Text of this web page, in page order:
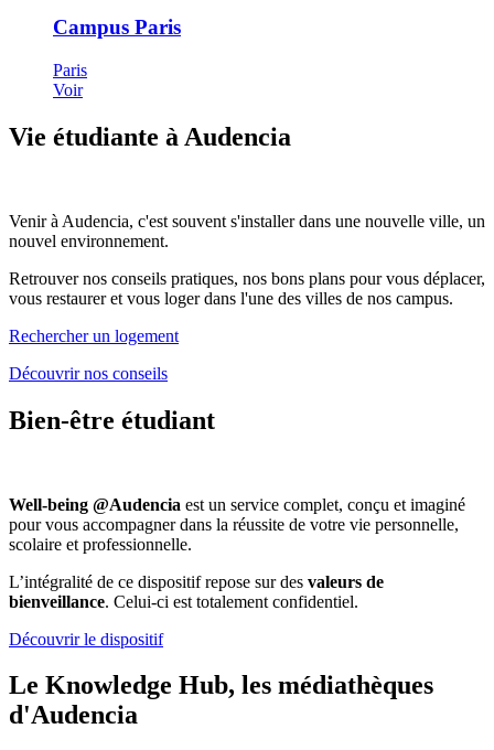
Campus Paris
Paris
Voir
Vie étudiante à Audencia
Venir à Audencia, c'est souvent s'installer dans une nouvelle ville, un
nouvel environnement.
Retrouver nos conseils pratiques, nos bons plans pour vous déplacer,
vous restaurer et vous loger dans l'une des villes de nos campus.
Rechercher un logement
Découvrir nos conseils
Bien-être étudiant
Well-being @Audencia est un service complet, conçu et imaginé
pour vous accompagner dans la réussite de votre vie personnelle,
scolaire et professionnelle.
L’intégralité de ce dispositif repose sur des valeurs de
bienveillance. Celui-ci est totalement confidentiel.
Découvrir le dispositif
Le Knowledge Hub, les médiathèques
d'Audencia